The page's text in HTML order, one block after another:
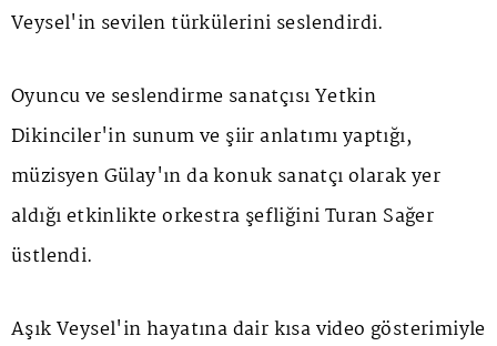
Veysel'in sevilen türkülerini seslendirdi.
Oyuncu ve seslendirme sanatçısı Yetkin
Dikinciler'in sunum ve şiir anlatımı yaptığı,
müzisyen Gülay'ın da konuk sanatçı olarak yer
aldığı etkinlikte orkestra şefliğini Turan Sağer
üstlendi.
Aşık Veysel'in hayatına dair kısa video gösterimiyle